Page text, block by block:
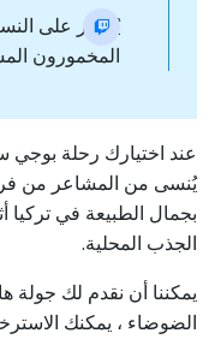
يُحظر على
المخمورون
عند اختيارك رحلة
يُنسى من المشاعر من
بجمال الطبيعة في تركيا
الجذب المحلية.
يمكننا أن نقدم لك جولة
الضوضاء ، يمكنك